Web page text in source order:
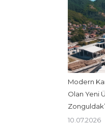
Modern
Olan Yeni
10.07.2026